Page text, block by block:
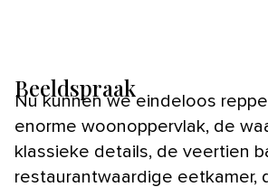
Beeldspraak
Nu kunnen we eindeloos
enorme woonoppervlak, de
klassieke details, de veertien
restaurantwaardige eetkamer,